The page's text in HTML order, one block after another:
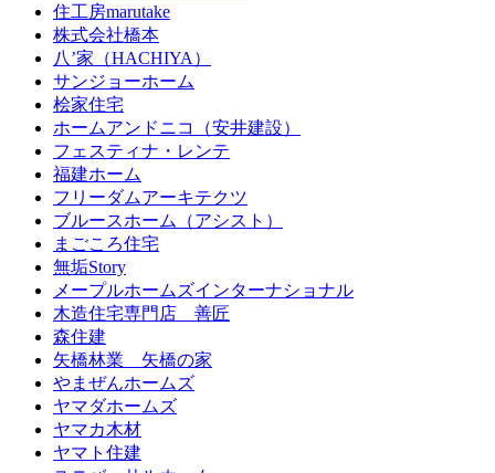
住工房marutake
株式会社橋本
八’家（HACHIYA）
サンジョーホーム
桧家住宅
ホームアンドニコ（安井建設）
フェスティナ・レンテ
福建ホーム
フリーダムアーキテクツ
ブルースホーム（アシスト）
まごころ住宅
無垢Story
メープルホームズインターナショナル
木造住宅専門店 善匠
森住建
矢橋林業 矢橋の家
やまぜんホームズ
ヤマダホームズ
ヤマカ木材
ヤマト住建